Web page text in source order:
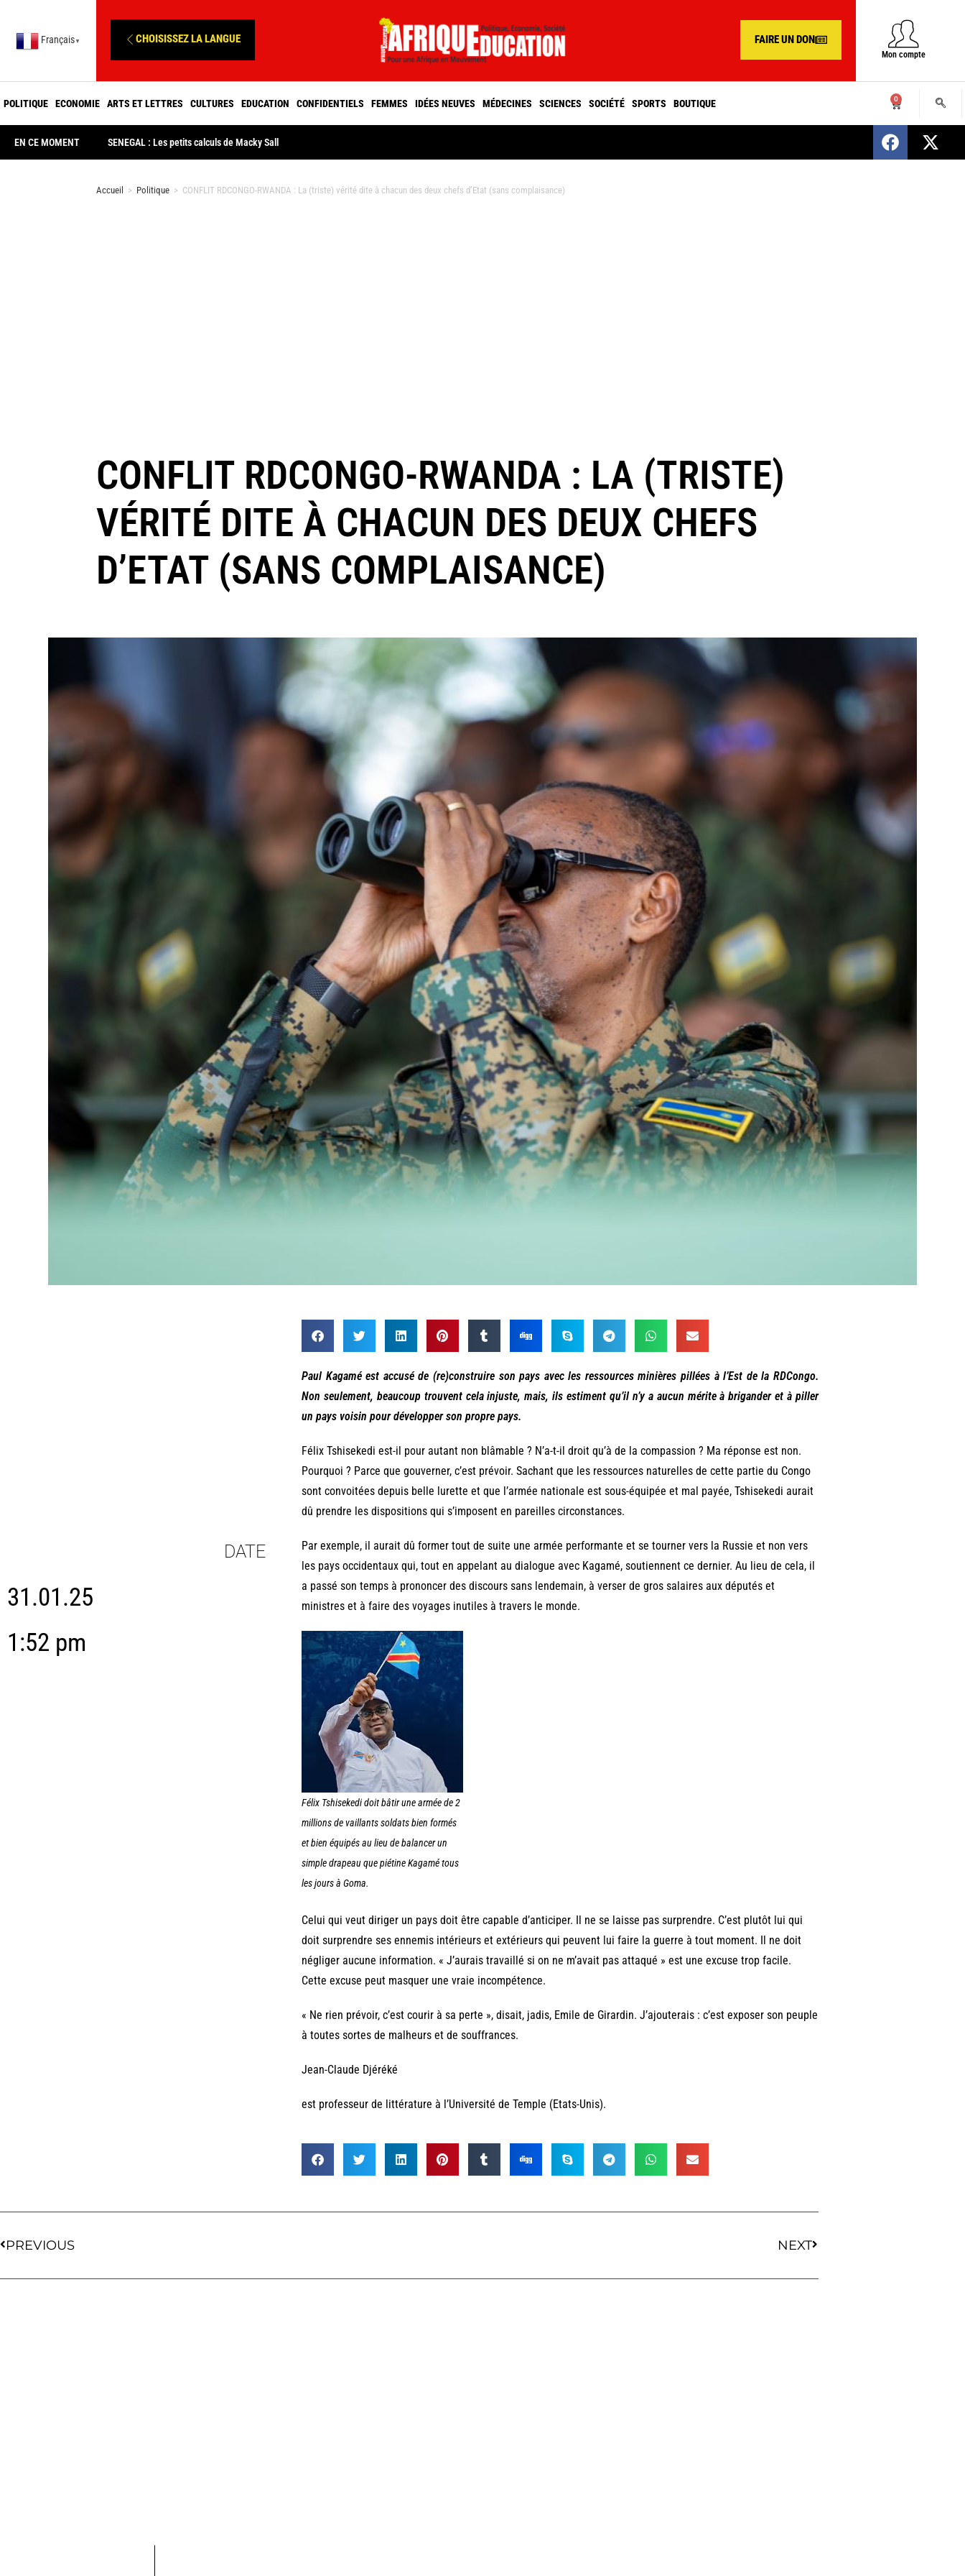
Français ▼ CHOISISSEZ LA LANGUE FAIRE UN DON
Mon compte
POLITIQUE ECONOMIE ARTS ET LETTRES CULTURES EDUCATION CONFIDENTIELS FEMMES IDÉES NEUVES MÉDECINES SCIENCES SOCIÉTÉ SPORTS BOUTIQUE 0
EN CE MOMENT SENEGAL : Les petits calculs de Macky Sall SENEGAL : Nomination d’un nouveau
Accueil > Politique > CONFLIT RDCONGO-RWANDA : La (triste) vérité dite à chacun des deux chefs d’Etat (sans complaisance)
CONFLIT RDCONGO-RWANDA : LA (TRISTE)
VÉRITÉ DITE À CHACUN DES DEUX CHEFS
D’ETAT (SANS COMPLAISANCE)
DATE
31.01.25
1:52 pm
Paul Kagamé est accusé de (re)construire son pays avec les ressources minières pillées à l’Est de la RDCongo.
Non seulement, beaucoup trouvent cela injuste, mais, ils estiment qu’il n’y a aucun mérite à brigander et à piller
un pays voisin pour développer son propre pays.
Félix Tshisekedi est-il pour autant non blâmable ? N’a-t-il droit qu’à de la compassion ? Ma réponse est non.
Pourquoi ? Parce que gouverner, c’est prévoir. Sachant que les ressources naturelles de cette partie du Congo
sont convoitées depuis belle lurette et que l’armée nationale est sous-équipée et mal payée, Tshisekedi aurait
dû prendre les dispositions qui s’imposent en pareilles circonstances.
Par exemple, il aurait dû former tout de suite une armée performante et se tourner vers la Russie et non vers
les pays occidentaux qui, tout en appelant au dialogue avec Kagamé, soutiennent ce dernier. Au lieu de cela, il
a passé son temps à prononcer des discours sans lendemain, à verser de gros salaires aux députés et
ministres et à faire des voyages inutiles à travers le monde.
Félix Tshisekedi doit bâtir une armée de 2
millions de vaillants soldats bien formés
et bien équipés au lieu de balancer un
simple drapeau que piétine Kagamé tous
les jours à Goma.
Celui qui veut diriger un pays doit être capable d’anticiper. Il ne se laisse pas surprendre. C’est plutôt lui qui
doit surprendre ses ennemis intérieurs et extérieurs qui peuvent lui faire la guerre à tout moment. Il ne doit
négliger aucune information. « J’aurais travaillé si on ne m’avait pas attaqué » est une excuse trop facile.
Cette excuse peut masquer une vraie incompétence.
« Ne rien prévoir, c’est courir à sa perte », disait, jadis, Emile de Girardin. J’ajouterais : c’est exposer son peuple
à toutes sortes de malheurs et de souffrances.
Jean-Claude Djéréké
est professeur de littérature à l’Université de Temple (Etats-Unis).
PREVIOUS NEXT